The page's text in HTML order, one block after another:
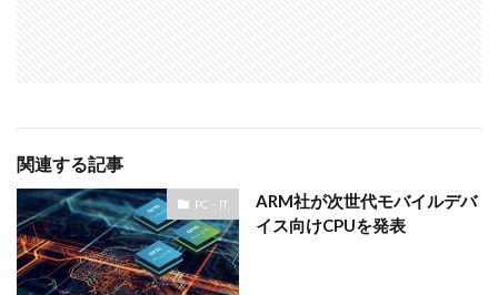
関連する記事
PC・IT
ARM社が次世代モバイルデバ
イス向けCPUを発表